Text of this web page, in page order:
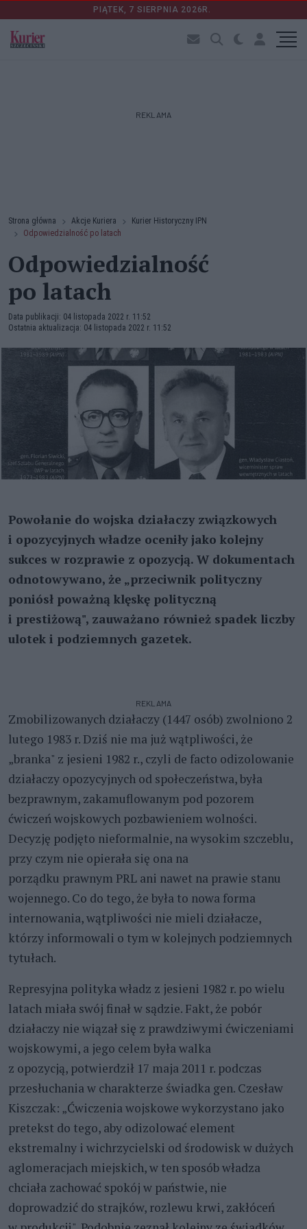
PIĄTEK, 7 SIERPNIA 2026R.
REKLAMA
Strona główna Akcje Kuriera
Kurier Historyczny IPN
Odpowiedzialność po latach
Odpowiedzialność
po latach
Data publikacji: 04 listopada 2022 r. 11:52
Ostatnia aktualizacja: 04 listopada 2022 r. 11:52
Powołanie do wojska działaczy związkowych
i opozycyjnych władze oceniły jako kolejny
sukces w rozprawie z opozycją. W dokumentach
odnotowywano, że „przeciwnik polityczny
poniósł poważną klęskę polityczną
i prestiżową", zauważano również spadek liczby
ulotek i podziemnych gazetek.
REKLAMA
Zmobilizowanych działaczy (1447 osób) zwolniono 2
lutego 1983 r. Dziś nie ma już wątpliwości, że
„branka" z jesieni 1982 r., czyli de facto odizolowanie
działaczy opozycyjnych od społeczeństwa, była
bezprawnym, zakamuflowanym pod pozorem
ćwiczeń wojskowych pozbawieniem wolności.
Decyzję podjęto nieformalnie, na wysokim szczeblu,
przy czym nie opierała się ona na
porządku prawnym PRL ani nawet na prawie stanu
wojennego. Co do tego, że była to nowa forma
internowania, wątpliwości nie mieli działacze,
którzy informowali o tym w kolejnych podziemnych
tytułach.
Represyjna polityka władz z jesieni 1982 r. po wielu
latach miała swój finał w sądzie. Fakt, że pobór
działaczy nie wiązał się z prawdziwymi ćwiczeniami
wojskowymi, a jego celem była walka
z opozycją, potwierdził 17 maja 2011 r. podczas
przesłuchania w charakterze świadka gen. Czesław
Kiszczak: „Ćwiczenia wojskowe wykorzystano jako
pretekst do tego, aby odizolować element
ekstremalny i wichrzycielski od środowisk w dużych
aglomeracjach miejskich, w ten sposób władza
chciała zachować spokój w państwie, nie
doprowadzić do strajków, rozlewu krwi, zakłóceń